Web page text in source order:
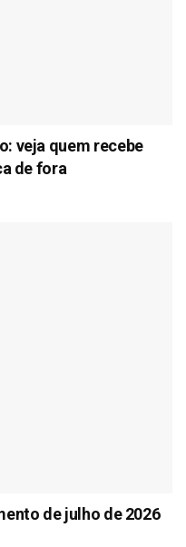
veja quem recebe
de fora
de julho de 2026